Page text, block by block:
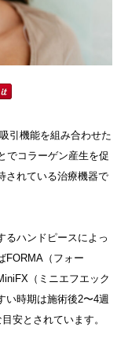
引機能を組み合わせた
でコラーゲン産生を促
されている治療機器で
るハンドピースによっ
FORMA（フォー
（ミニエフエック
い時期は施術後2〜4週
安とされています。